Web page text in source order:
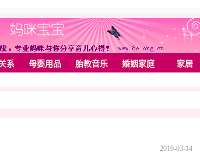
系 母婴用品 胎教音乐 婚姻家庭 家居
2019-03-14